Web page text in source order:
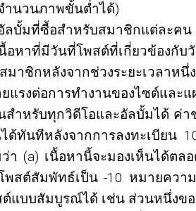
ำนวนภาพขั้นต่ำได้)
ลบั้มที่ซื้อสำหรับสมาชิกแต่ละคน
อหาที่มีวันที่โพสต์ที่เกี่ยวข้อง
มาชิกหลังจากช่วงระยะเวลา
ยแรงต่อการทำงานของไซต์
ำหรับทุกวิดีโอและอัลบั้มได้ ค่า
ด้ทันทีหลังจากการลงทะเบียน
า (a) เนื้อหานี้จะมองเห็นได้ต
พสต์สัมพัทธ์เป็น -10 หมายคว
แบบสัมบูรณ์ได้ เช่น ส่วนหนึ่งข